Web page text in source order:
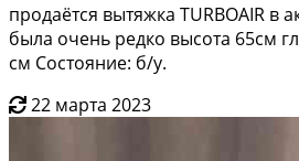
продаётся вытяжка TURBOAIR в
была очень редко высота 65см
см Состояние: б/у.
22 марта 2023